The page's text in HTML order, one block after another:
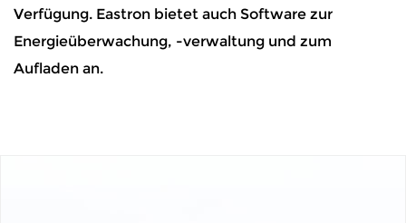
Verfügung. Eastron bietet auch Software zur
Energieüberwachung, -verwaltung und zum
Aufladen an.